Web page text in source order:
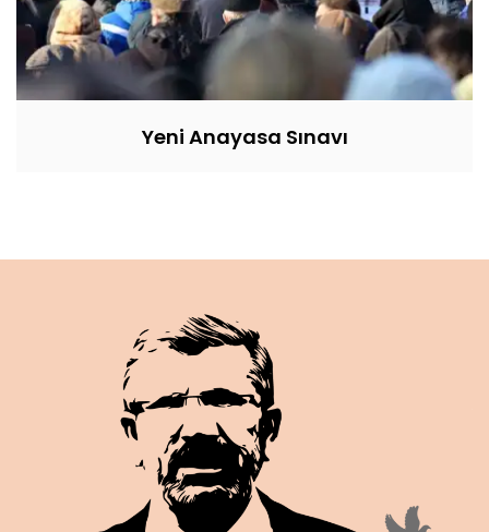
Yeni Anayasa Sınavı